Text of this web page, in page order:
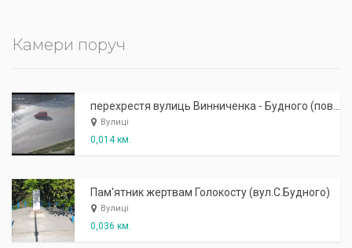
Камери поруч
перехрестя вулиць Винниченка - Будного (поворот на село Петриків)
Вулиці
0,014 км.
Пам'ятник жертвам Голокосту (вул.С.Будного)
Вулиці
0,036 км.